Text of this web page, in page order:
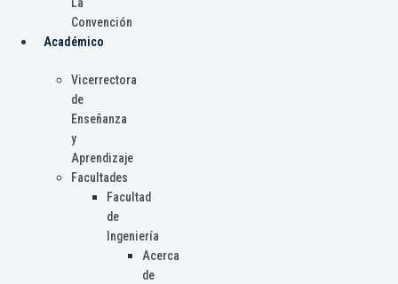
La
Convención
Académico
Vicerrectora
de
Enseñanza
y
Aprendizaje
Facultades
Facultad
de
Ingeniería
Acerca
de